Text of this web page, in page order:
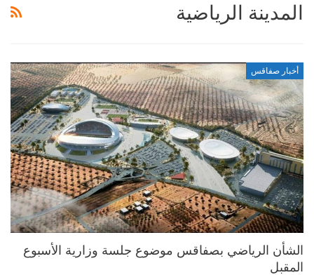
المدينة الرياضية
أخبار صفاقس
الشأن الرياضي بصفاقس موضوع جلسة وزارية الأسبوع
المقبل